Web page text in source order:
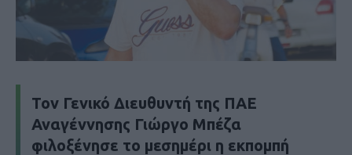
Τον Γενικό Διευθυντή της ΠΑΕ
Αναγέννησης Γιώργο Μπέζα
φιλοξένησε το μεσημέρι η εκπομπή